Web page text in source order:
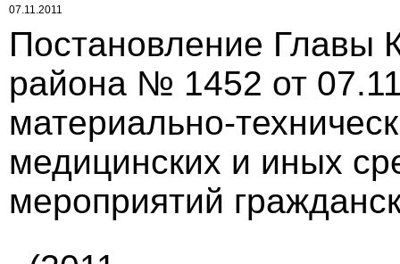
07.11.2011
Постановление Главы
района № 1452 от
материально-
медицинских и иных
мероприятий